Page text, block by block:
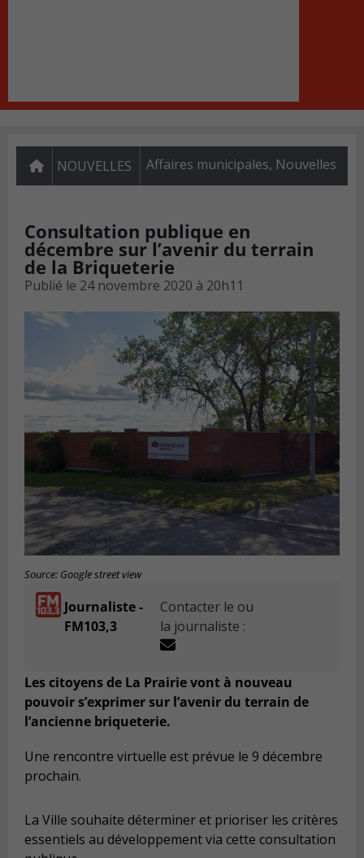
NOUVELLES Affaires municipales, Nouvelles
Consultation publique en
décembre sur l’avenir du terrain
de la Briqueterie
Publié le 24 novembre 2020 à 20h11
Source: Google street view
Journaliste -
FM103,3
Contacter le ou
la journaliste :
Les citoyens de La Prairie vont à nouveau
pouvoir s’exprimer sur l’avenir du terrain de
l’ancienne briqueterie.
Une rencontre virtuelle est prévue le 9 décembre
prochain.
La Ville souhaite déterminer et prioriser les critères
essentiels au développement via cette consultation